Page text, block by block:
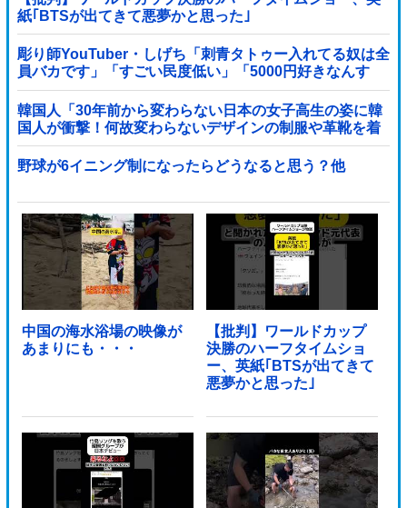
紙｢BTSが出てきて悪夢かと思った｣
彫り師YouTuber・しげち「刺青タトゥー入れてる奴は全
員バカです」「すごい民度低い」「5000円好きなんす
よ、バカって」
韓国人「30年前から変わらない日本の女子高生の姿に韓
国人が衝撃！何故変わらないデザインの制服や革靴を着
用し続けるのか？」
野球が6イニング制になったらどうなると思う？他
中国の海水浴場の映像が
あまりにも・・・
【批判】ワールドカップ
決勝のハーフタイムショ
ー、英紙｢BTSが出てきて
悪夢かと思った｣